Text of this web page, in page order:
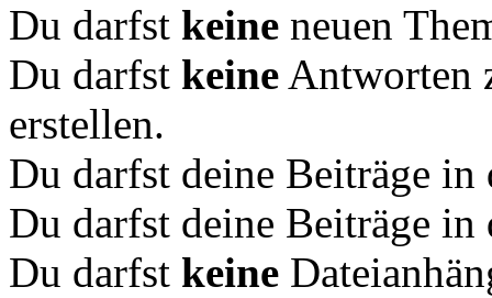
Du darfst keine neuen
Du darfst keine Antworten
erstellen.
Du darfst deine Beiträge
Du darfst deine Beiträge
Du darfst keine